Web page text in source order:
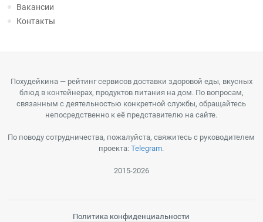
Вакансии
Контакты
Похудейкина — рейтинг сервисов доставки здоровой еды, вкусных
блюд в контейнерах, продуктов питания на дом. По вопросам,
связанным с деятельностью конкретной службы, обращайтесь
непосредственно к её представителю на сайте.
По поводу сотрудничества, пожалуйста, свяжитесь с руководителем
проекта:Telegram.
2015-2026
Политика конфиденциальности